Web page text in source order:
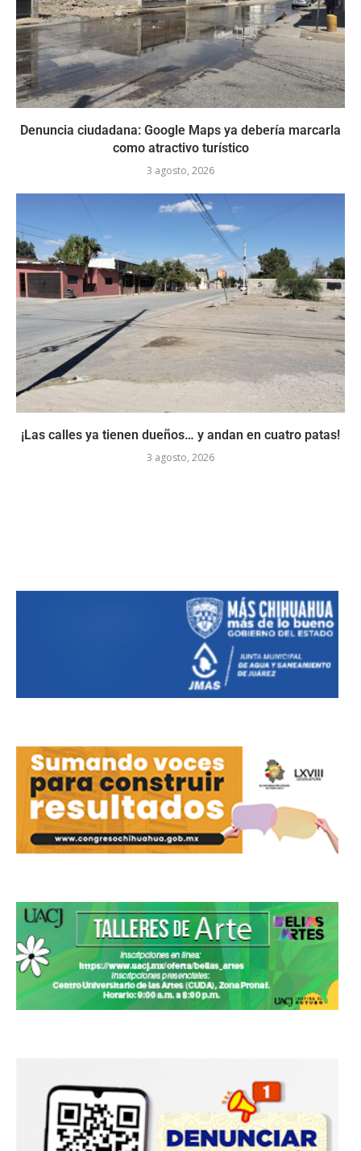
Denuncia ciudadana: Google Maps ya debería marcarla
como atractivo turístico
3 agosto, 2026
¡Las calles ya tienen dueños… y andan en cuatro patas!
3 agosto, 2026